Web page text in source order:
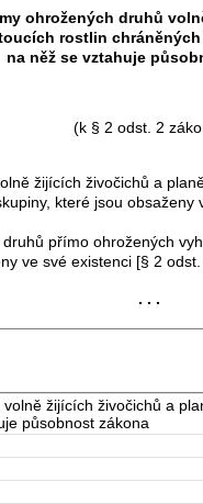
ohrožených druhů
rostlin
na něž se vztahuje
(k § 2 odst. 2
žijících živočichů a
které jsou obsaženy
přímo ohrožených
ve své existenci [§ 2
. . .
žijících živočichů a
působnost zákona
+náhrady